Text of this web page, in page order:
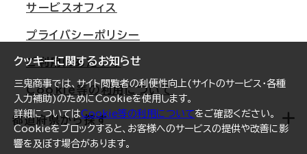
クッキーに関するお知らせ
三鬼商事では、サイト閲覧者の利便性向上(サイトのサービス・各種
入力補助)のためにCookieを使用します。
詳細についてはCookie等の利用についてをご確認ください。
Cookieをブロックすると、お客様へのサービスの提供や改善に影
響を及ぼす場合があります。
名古屋
札幌
仙台
横浜
福岡
オフィスリポート
サービスオフィス
プライバシーポリシー
ご利用にあたって
Cookie等の利用について
都道府県から探す